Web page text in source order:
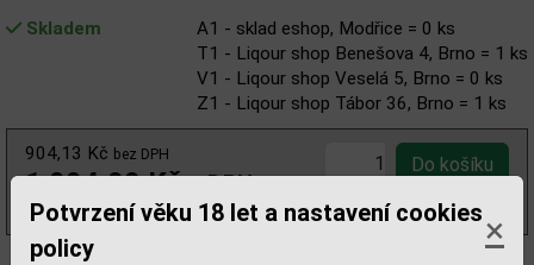
Potvrzení věku 18 let a nastavení cookies
policy
×
Skladem
A1 - sklad eshop, Modřice = 0 ks
T1 - Liqour shop Benešova 4, Brno = 1 ks
V1 - Liqour shop Veselá 5, Brno = 0 ks
Z1 - Liqour shop Tábor 36, Brno = 1 ks
904,13 Kč bez DPH
1 094,00 Kčs DPH
(1 563,00 Kč/l)